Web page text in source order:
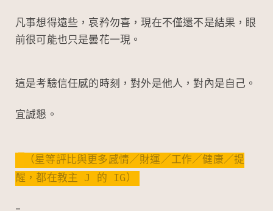
凡事想得遠些，哀矜勿喜，現在不僅還不是結果，眼
前很可能也只是曇花一現。
這是考驗信任感的時刻，對外是他人，對內是自己。
宜誠懇。
（星等評比與更多感情／財運／工作／健康／提
醒，都在教主 J 的 IG）